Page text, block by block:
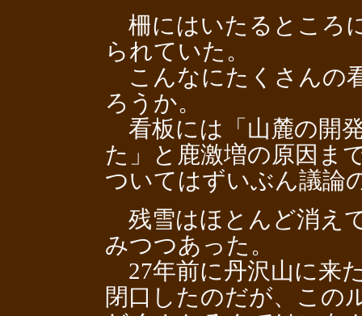
柵にはいたるところ
られていた。
こんなにたくさんの
ろうか。
看板には「山麓の開
た」と鹿激増の原因ま
ついてはずいぶん議論
残雪はほとんど消え
みつつあった。
27年前に丹沢山に来
閉口したのだが、この